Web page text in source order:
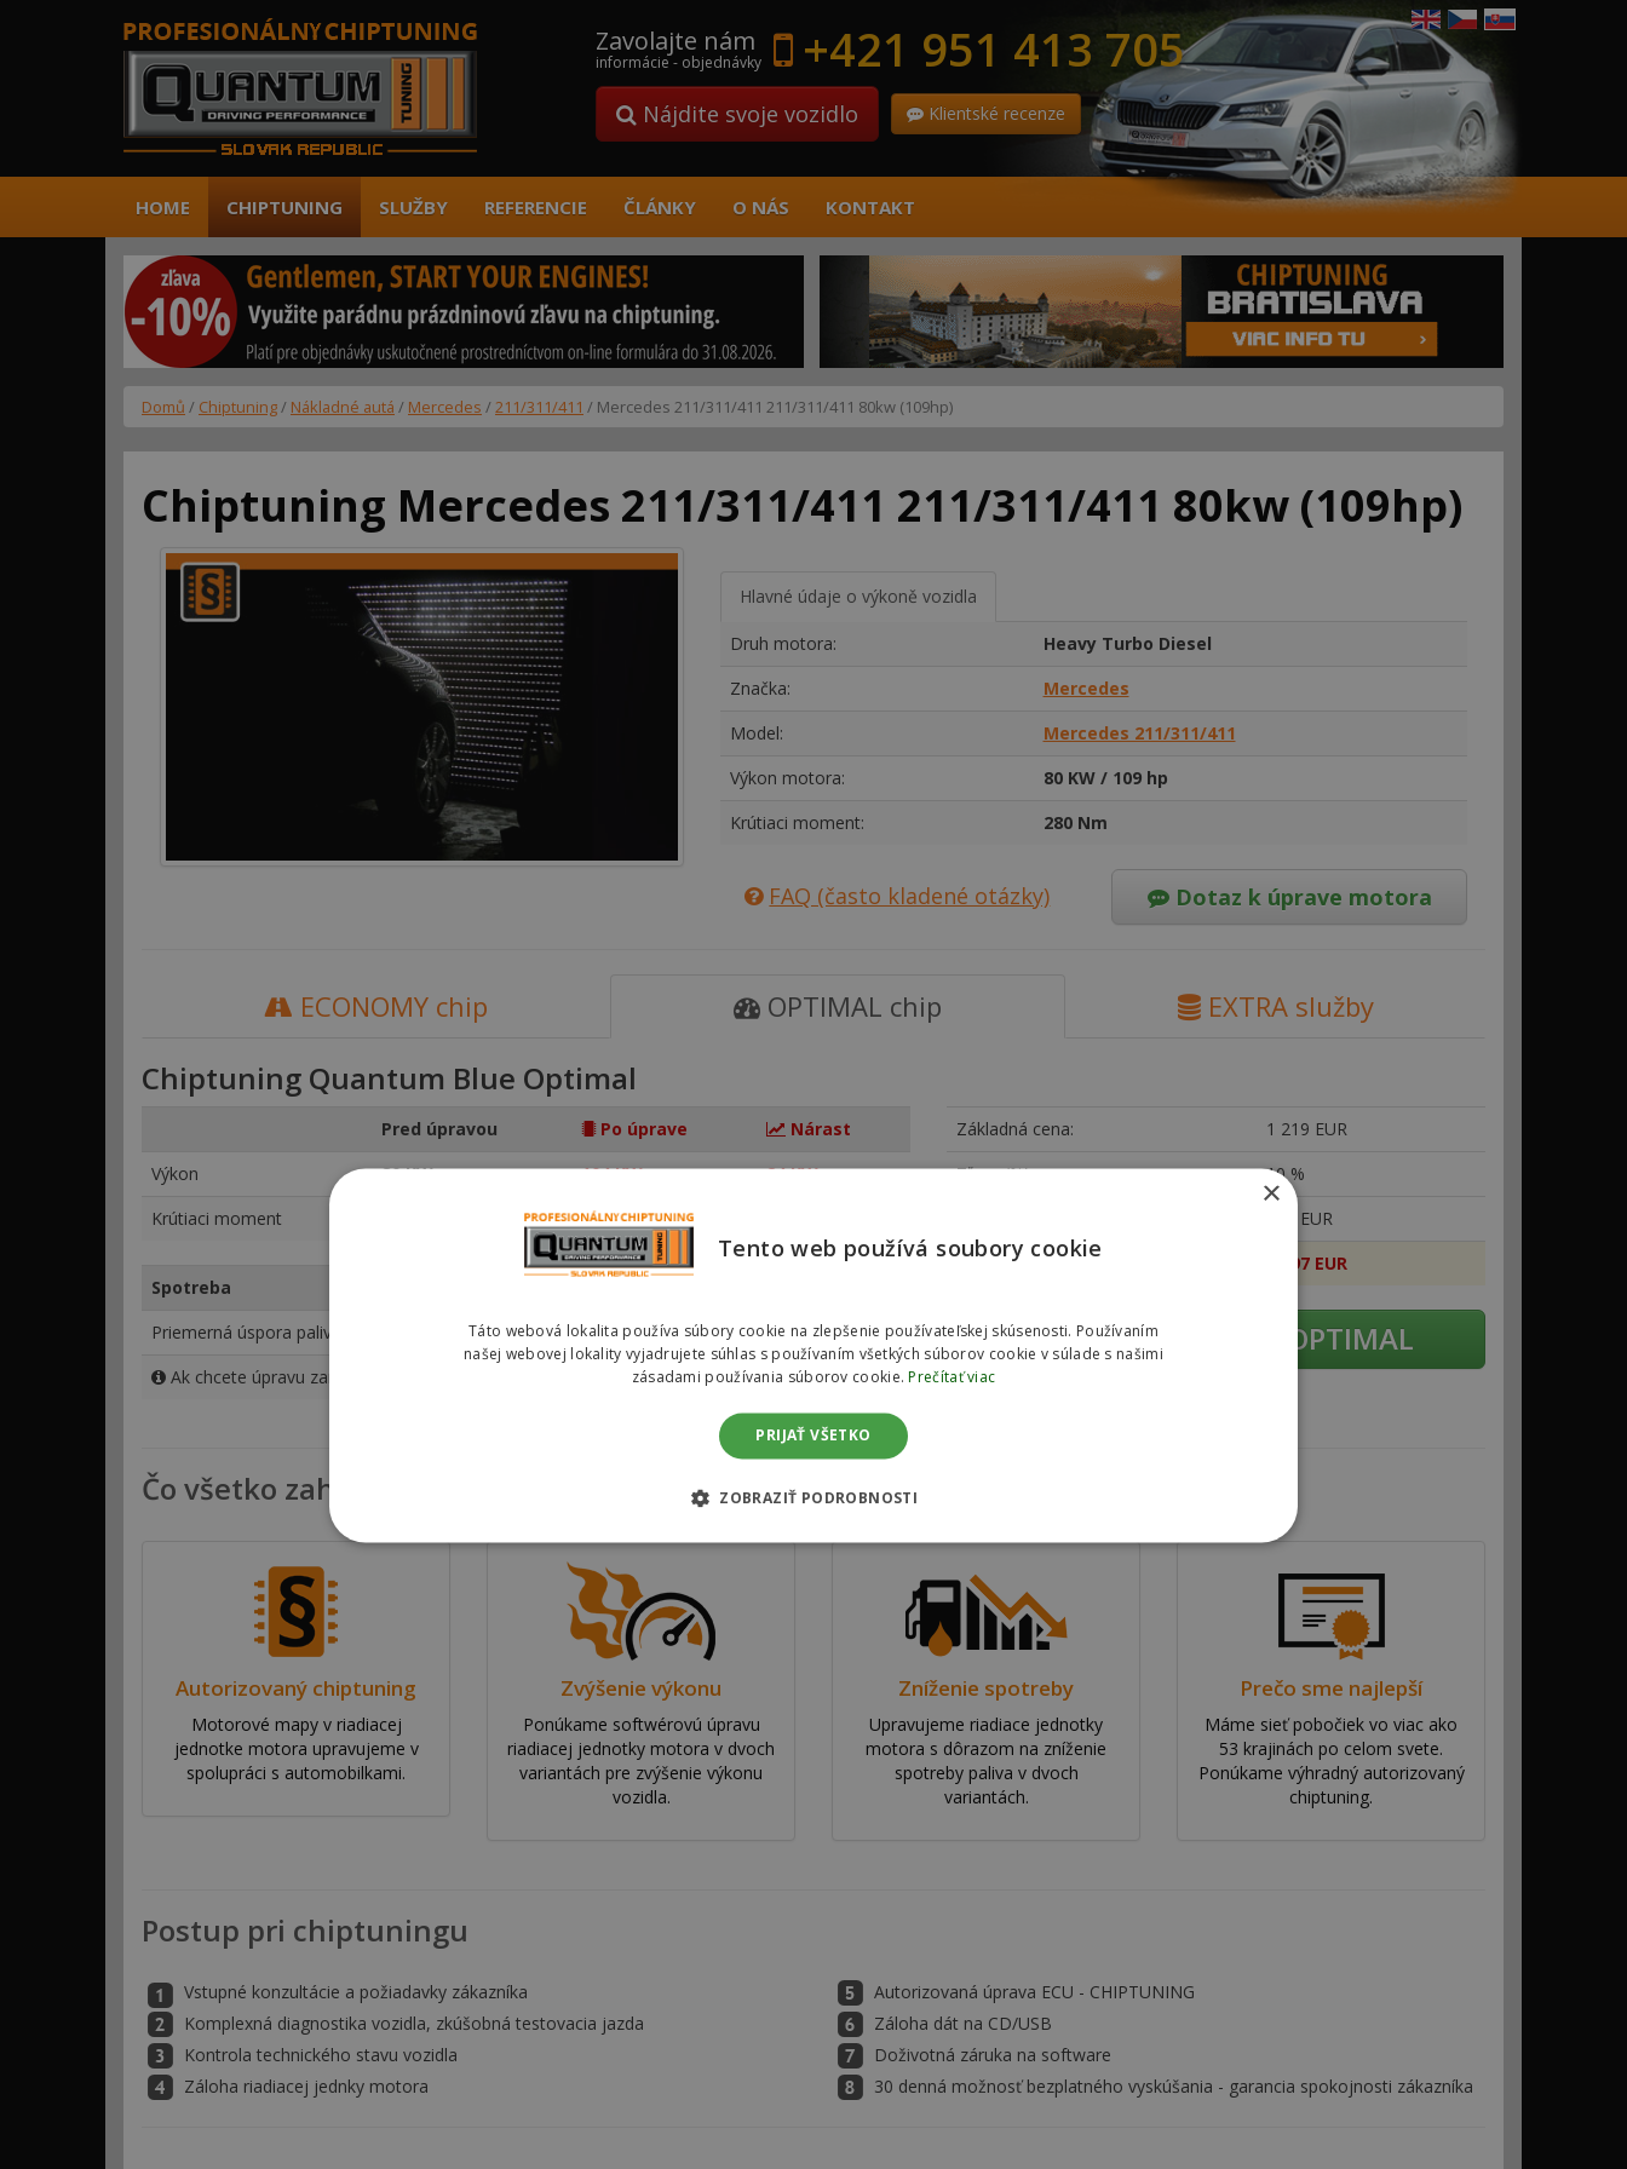
Zavolajte nám
informácie - objednávky +421 951 413 705
Nájdite svoje vozidlo Klientské recenze
HOME CHIPTUNING SLUŽBY REFERENCIE ČLÁNKY O NÁS KONTAKT
Domů / Chiptuning/ Nákladné autá / Mercedes /211/311/411 / Mercedes 211/311/411 211/311/411 80kw (109hp)
Chiptuning Mercedes 211/311/411 211/311/411 80kw (109hp)
Hlavné údaje o výkoně vozidla
Druh motora:
Heavy Turbo Diesel
Značka:
Mercedes
Model:
Mercedes 211/311/411
Výkon motora:
80 KW / 109 hp
Krútiaci moment:
280 Nm
FAQ (často kladené otázky) Dotaz k úprave motora
ECONOMY chip OPTIMAL chip EXTRA služby
Chiptuning Quantum Blue Optimal
Pred úpravou Po úprave
Nárast
Výkon
80 KW 104 KW
24 KW
Krútiaci moment
325 Nm
Spotreba
Priemerná úspora paliva
Ak chcete úpravu zameranú viac na zníženie spotreby paliva zvoľte
ECONOMY chip.
Základná cena: 1 219 EUR
Zľava (%):
10 %
122 EUR
Konečná cena:
097 EUR
Vyžiadať úpravu OPTIMAL
Čo všetko zahŕňa chiptuning
Autorizovaný chiptuning
Motorové mapy v riadiacej
jednotke motora upravujeme v
spolupráci s automobilkami.
Zvýšenie výkonu
Ponúkame softwérovú úpravu
riadiacej jednotky motora v dvoch
variantách pre zvýšenie výkonu
vozidla.
Zníženie spotreby
Upravujeme riadiace jednotky
motora s dôrazom na zníženie
spotreby paliva v dvoch
variantách.
Prečo sme najlepší
Máme sieť pobočiek vo viac ako
53 krajinách po celom svete.
Ponúkame výhradný autorizovaný
chiptuning.
Postup pri chiptuningu
Vstupné konzultácie a požiadavky zákazníka
Komplexná diagnostika vozidla, zkúšobná testovacia jazda
Kontrola technického stavu vozidla
Záloha riadiacej jednky motora
Autorizovaná úprava ECU - CHIPTUNING
Záloha dát na CD/USB
Doživotná záruka na software
30 denná možnosť bezplatného vyskúšania - garancia spokojnosti zákazníka
×
Tento web používá soubory cookie
Táto webová lokalita používa súbory cookie na zlepšenie používateľskej skúsenosti. Používaním
našej webovej lokality vyjadrujete súhlas s používaním všetkých súborov cookie v súlade s našimi
zásadami používania súborov cookie.Prečítať viac
PRIJAŤ VŠETKO
ZOBRAZIŤ PODROBNOSTI